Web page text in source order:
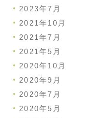
2023年7月
2021年10月
2021年7月
2021年5月
2020年10月
2020年9月
2020年7月
2020年5月